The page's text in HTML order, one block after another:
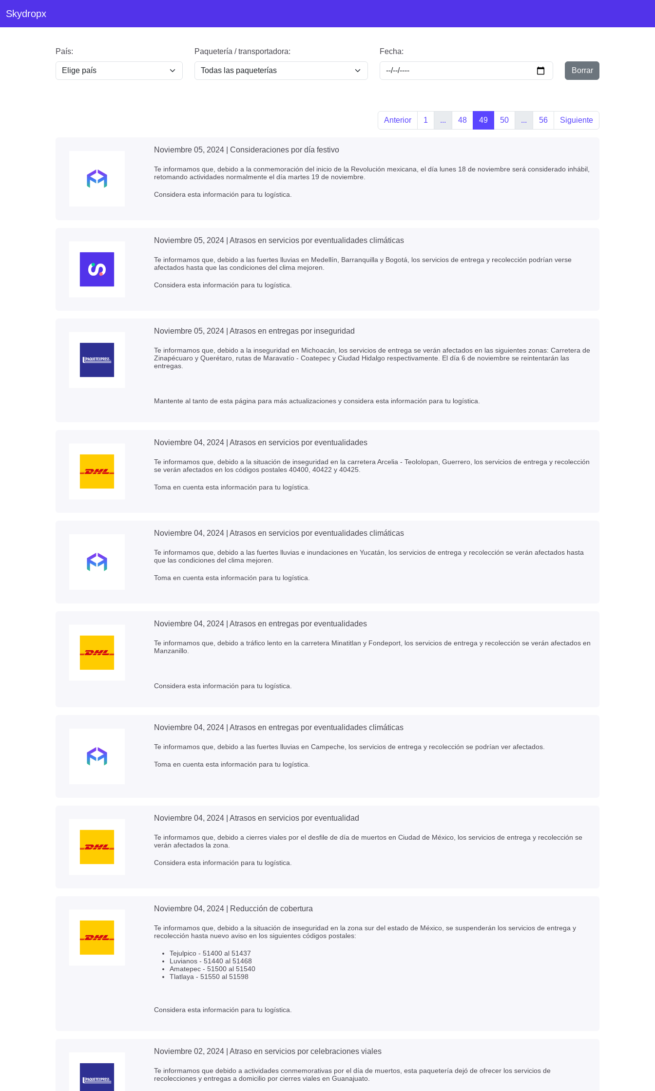
Skydropx
País: Paquetería / transportadora: Fecha:
Borrar
Anterior 1 ... 48 49 50 ... 56 Siguiente
Noviembre 05, 2024 | Consideraciones por día festivo
Te informamos que, debido a la conmemoración del inicio de la Revolución mexicana, el día lunes 18 de noviembre será considerado inhábil,
retomando actividades normalmente el día martes 19 de noviembre.
Considera esta información para tu logística.
Noviembre 05, 2024 | Atrasos en servicios por eventualidades climáticas
Te informamos que, debido a las fuertes lluvias en Medellín, Barranquilla y Bogotá, los servicios de entrega y recolección podrían verse
afectados hasta que las condiciones del clima mejoren.
Considera esta información para tu logística.
Noviembre 05, 2024 | Atrasos en entregas por inseguridad
Te informamos que, debido a la inseguridad en Michoacán, los servicios de entrega se verán afectados en las siguientes zonas: Carretera de
Zinapécuaro y Querétaro, rutas de Maravatío - Coatepec y Ciudad Hidalgo respectivamente. El día 6 de noviembre se reintentarán las
entregas.
Mantente al tanto de esta página para más actualizaciones y considera esta información para tu logística.
Noviembre 04, 2024 | Atrasos en servicios por eventualidades
Te informamos que, debido a la situación de inseguridad en la carretera Arcelia - Teololopan, Guerrero, los servicios de entrega y recolección
se verán afectados en los códigos postales 40400, 40422 y 40425.
Toma en cuenta esta información para tu logística.
Noviembre 04, 2024 | Atrasos en servicios por eventualidades climáticas
Te informamos que, debido a las fuertes lluvias e inundaciones en Yucatán, los servicios de entrega y recolección se verán afectados hasta
que las condiciones del clima mejoren.
Toma en cuenta esta información para tu logística.
Noviembre 04, 2024 | Atrasos en entregas por eventualidades
Te informamos que, debido a tráfico lento en la carretera Minatitlan y Fondeport, los servicios de entrega y recolección se verán afectados en
Manzanillo.
Considera esta información para tu logística.
Noviembre 04, 2024 | Atrasos en entregas por eventualidades climáticas
Te informamos que, debido a las fuertes lluvias en Campeche, los servicios de entrega y recolección se podrían ver afectados.
Toma en cuenta esta información para tu logística.
Noviembre 04, 2024 | Atrasos en servicios por eventualidad
Te informamos que, debido a cierres viales por el desfile de día de muertos en Ciudad de México, los servicios de entrega y recolección se
verán afectados la zona.
Considera esta información para tu logística.
Noviembre 04, 2024 | Reducción de cobertura
Te informamos que, debido a la situación de inseguridad en la zona sur del estado de México, se suspenderán los servicios de entrega y
recolección hasta nuevo aviso en los siguientes códigos postales:
Tejulpico - 51400 al 51437
Luvianos - 51440 al 51468
Amatepec - 51500 al 51540
Tlatlaya - 51550 al 51598
Considera esta información para tu logística.
Noviembre 02, 2024 | Atraso en servicios por celebraciones viales
Te informamos que debido a actividades conmemorativas por el día de muertos, esta paquetería dejó de ofrecer los servicios de
recolecciones y entregas a domicilio por cierres viales en Guanajuato.